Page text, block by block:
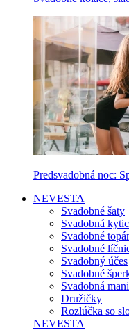
Predsvadobná noc:
NEVESTA
Svadobné šaty
Svadobná
Svadobné
Svadobné
Svadobný účes
Svadobné
Svadobná
Družičky
Rozlúčka so
NEVESTA